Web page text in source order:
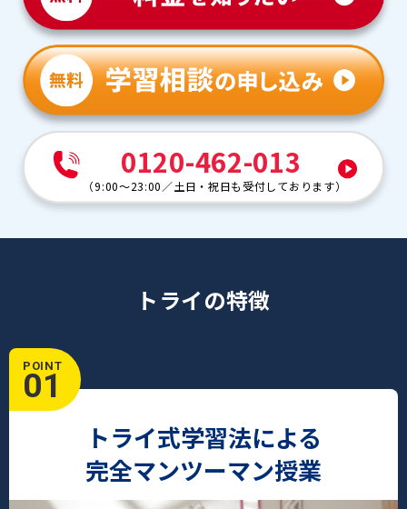
0120-462-013
（9:00～23:00 ／土日・祝日も受付しております）
トライの特徴
POINT
01
トライ式学習法による
完全マンツーマン授業